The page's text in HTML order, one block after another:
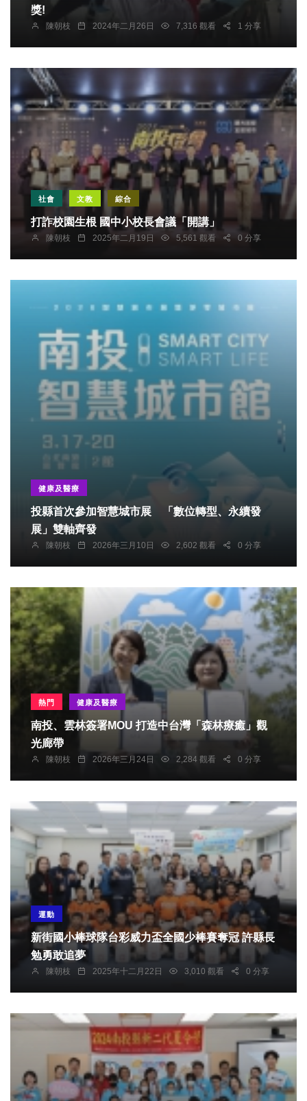
獎!
陳朝枝 2024年二月26日 7,316 觀看 1 分享
社會 文教 綜合
打詐校園生根 國中小校長會議「開講」
陳朝枝 2025年二月19日 5,561 觀看 0 分享
健康及醫療
投縣首次參加智慧城市展 「數位轉型、永續發
展」雙軸齊發
陳朝枝 2026年三月10日 2,602 觀看 0 分享
熱門 健康及醫療
南投、雲林簽署MOU 打造中台灣「森林療癒」觀
光廊帶
陳朝枝 2026年三月24日 2,284 觀看 0 分享
運動
新街國小棒球隊台彩威力盃全國少棒賽奪冠 許縣長
勉勇敢追夢
陳朝枝 2025年十二月22日 3,010 觀看 0 分享